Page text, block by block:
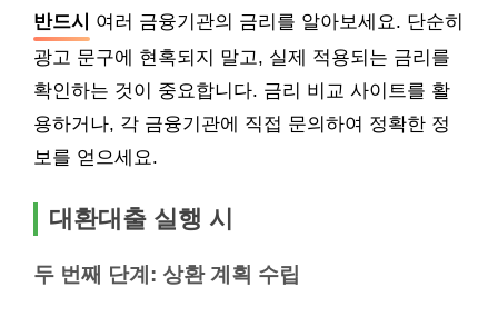
반드시
여러 금융기관의 금리를 알아보세요. 단순히
광고 문구에 현혹되지 말고, 실제 적용되는 금리를
확인하는 것이 중요합니다. 금리 비교 사이트를 활
용하거나, 각 금융기관에 직접 문의하여 정확한 정
보를 얻으세요.
대환대출 실행 시
두 번째 단계: 상환 계획 수립